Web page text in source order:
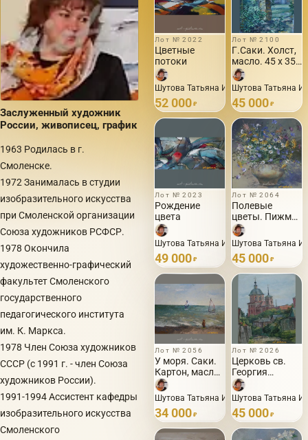
Заслуженный художник
России, живописец, график
1963 Родилась в г.
Смоленске.
1972 Занималась в студии
изобразительного искусства
при Смоленской организации
Союза художников РСФСР.
1978 Окончила
художественно-графический
факультет Смоленского
государственного
педагогического института
им. К. Маркса.
1978 Член Союза художников
СССР (с 1991 г. - член Союза
художников России).
1991-1994 Ассистент кафедры
изобразительного искусства
Смоленского
Лот № 2022
Цветные
потоки
Шутова Татьяна Ивановна · 2013
52 000 ₽
Лот № 2100
Г.Саки. Холст,
масло. 45 х 35
см
Шутова Татьяна
45 000 ₽
Лот № 2023
Рождение
цвета
Шутова Татьяна Ивановна · 2013
49 000 ₽
Лот № 2064
Полевые
цветы. Пижма.
Холст, масло.
50 х 50 см.
Шутова Татьяна
45 000 ₽
Лот № 2056
У моря. Саки.
Картон, масло.
25 х 35 см.
Шутова Татьяна Ивановна · 2010
34 000 ₽
Лот № 2026
Церковь св.
Георгия
Победоносца.
Холст на
картоне,
масло. 50 х 60
см.
Шутова Татьяна
45 000 ₽